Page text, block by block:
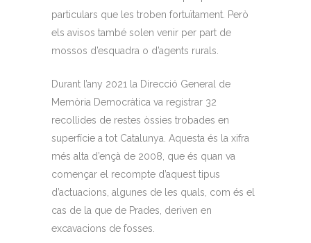
particulars que les troben fortuïtament. Però
els avisos també solen venir per part de
mossos d’esquadra o d’agents rurals.
Durant l’any 2021 la Direcció General de
Memòria Democràtica va registrar 32
recollides de restes òssies trobades en
superfície a tot Catalunya. Aquesta és la xifra
més alta d’ençà de 2008, que és quan va
començar el recompte d’aquest tipus
d’actuacions, algunes de les quals, com és el
cas de la que de Prades, deriven en
excavacions de fosses.